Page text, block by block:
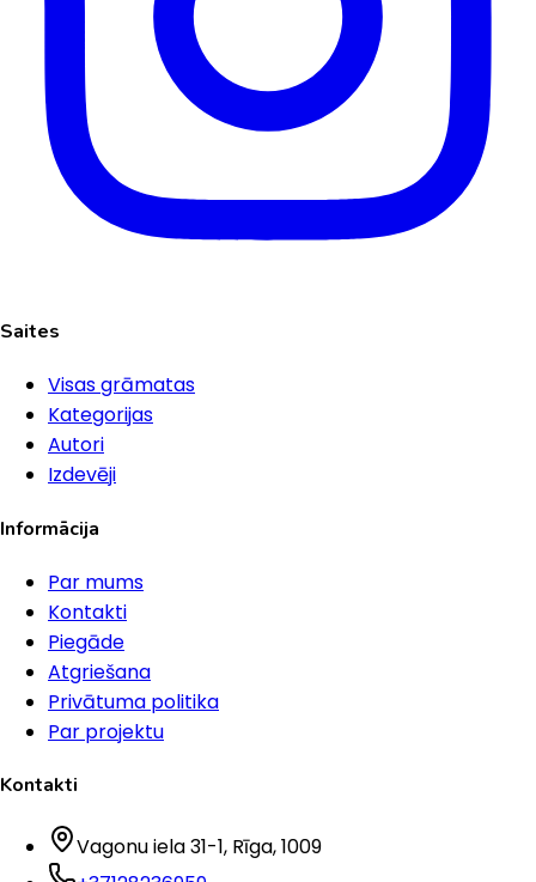
Saites
Visas grāmatas
Kategorijas
Autori
Izdevēji
Informācija
Par mums
Kontakti
Piegāde
Atgriešana
Privātuma politika
Par projektu
Kontakti
Vagonu iela 31-1, Rīga, 1009